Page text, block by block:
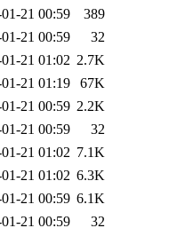
21 00:59
389
21 00:59
32
21 01:02 2.7K
21 01:19
67K
21 00:59 2.2K
21 00:59
32
21 01:02 7.1K
21 01:02 6.3K
21 00:59 6.1K
21 00:59
32